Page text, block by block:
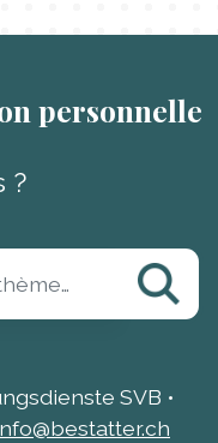
personnelle
?
SVB •